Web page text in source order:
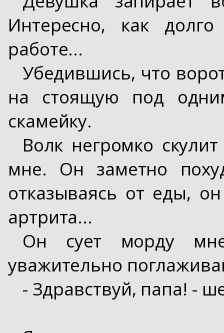
Интересно, как
работе...
Убедившись, что
на стоящую под
скамейку.
Волк негромко
мне. Он заметно
отказываясь от еды,
артрита...
Он сует морду
уважительно
- Здравствуй, папа! -